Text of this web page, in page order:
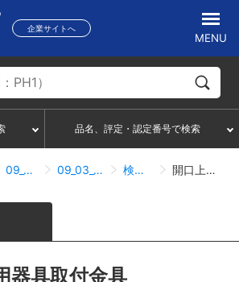
企業サイトへ
MENU
品名、評定・認定番号で検索
09_03_DP10タイプ 09_03_07_照明器具取付関連 検索結果一覧 開口上向き用器具取付金具
器具取付金具